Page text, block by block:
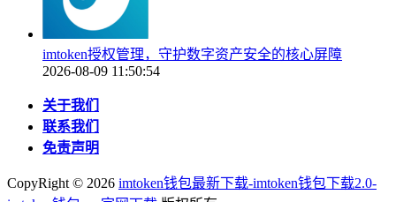
imtoken授权管理，守护数字资产安全的核心屏障
2026-08-09 11:50:54
关于我们
联系我们
免责声明
CopyRight © 2026 imtoken钱包最新下载-imtoken钱包下载2.0-